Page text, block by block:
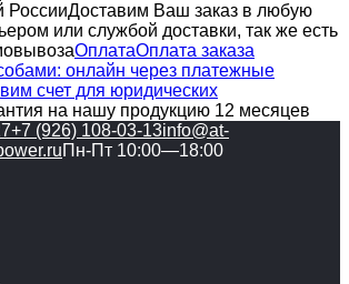
РоссииДоставим Ваш заказ в любую
или службой доставки, так же есть
ОплатаОплата заказа
онлайн через платежные
счет для юридических
на нашу продукцию 12 месяцев
+7 (926) 108-03-13info@at-
Пн-Пт 10:00—18:00